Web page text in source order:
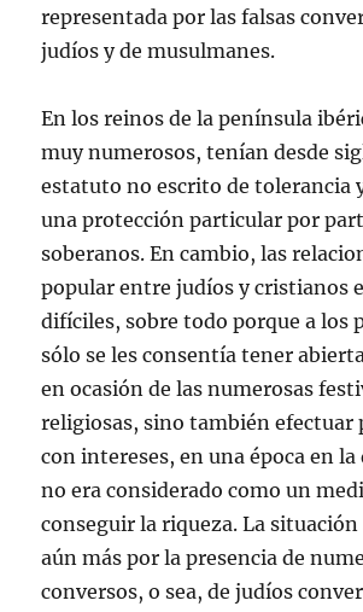
representada por las falsas
judíos y de musulmanes.
En los reinos de la península
muy numerosos, tenían desde
estatuto no escrito de tolerancia
una protección particular por
soberanos. En cambio, las
popular entre judíos y cristianos
difíciles, sobre todo porque a los
sólo se les consentía tener
en ocasión de las numerosas
religiosas, sino también efectuar
con intereses, en una época en
no era considerado como un
conseguir la riqueza. La situación
aún más por la presencia de
conversos, o sea, de judíos